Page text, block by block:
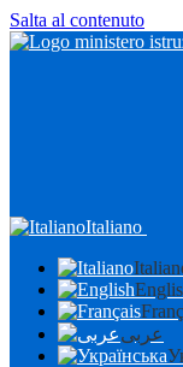
Salta al contenuto
Italiano
عربى